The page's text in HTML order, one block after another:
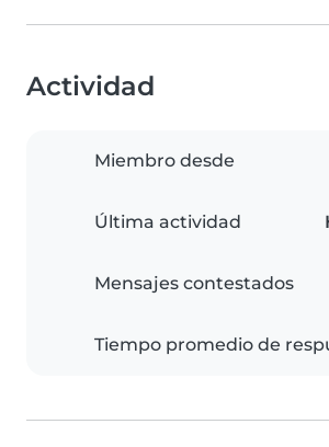
Actividad
Miembro desde
Última actividad
Mensajes contestados
Tiempo promedio de